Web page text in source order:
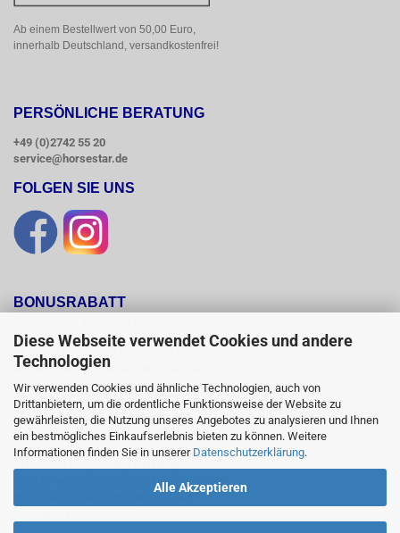
Diese Webseite verwendet Cookies und andere
Technologien
Wir verwenden Cookies und ähnliche Technologien, auch von
Drittanbietern, um die ordentliche Funktionsweise der Website zu
gewährleisten, die Nutzung unseres Angebotes zu analysieren und Ihnen
ein bestmögliches Einkaufserlebnis bieten zu können. Weitere
Informationen finden Sie in unserer Datenschutzerklärung.
Alle Akzeptieren
Ab einem Bestellwert von 50,00 Euro,
innerhalb Deutschland, versandkostenfrei!
PERSÖNLICHE BERATUNG
+49 (0)2742 55 20
service@horsestar.de
FOLGEN SIE UNS
BONUSRABATT
Bonusrabatt.
Ab einem Bestellwert von 250,00 Euro
erhalten Sie 10 %, ab einem Bestellwert
von 500,00 Euro erhalten Sie 12% und ab
einem  Bestellwert von 1500,00 Euro
15 % Bonusrabatt auf reguläre Ware.
Reduzierte Artikel und Sättel sind vom
Bonusrabattsystem ausgeschlossen.
erreicht haben, erhalten Sie für alle weiteren